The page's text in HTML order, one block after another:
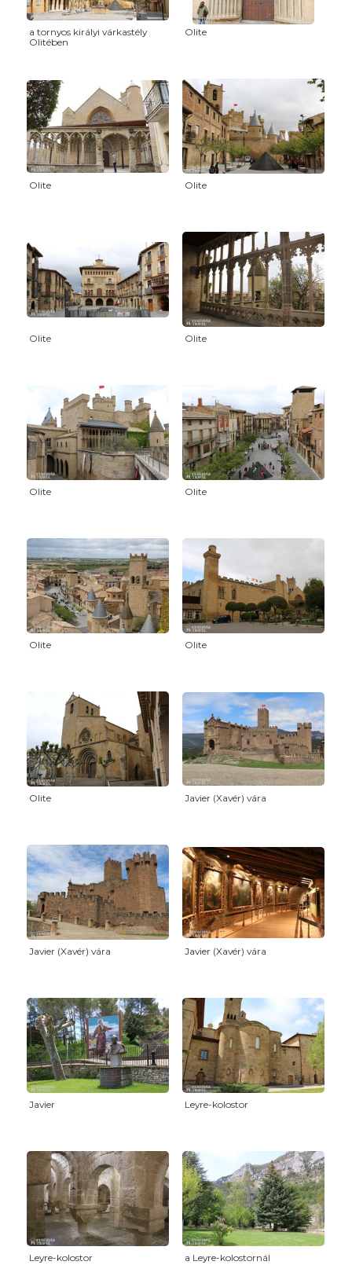
a tornyos királyi várkastély
Olitében
Olite
Olite Olite
Olite Olite
Olite Olite
Olite Olite
Olite Javier (Xavér) vára
Javier (Xavér) vára Javier (Xavér) vára
Javier Leyre-kolostor
Leyre-kolostor a Leyre-kolostornál